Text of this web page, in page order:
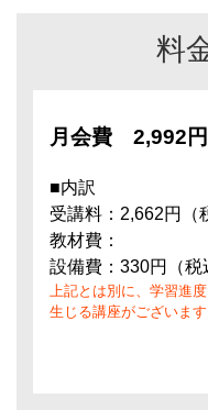
料
月会費 2,992円
■内訳
受講料：2,662円（
教材費：
設備費：330円（税
上記とは別に、学習進
生じる講座がございます